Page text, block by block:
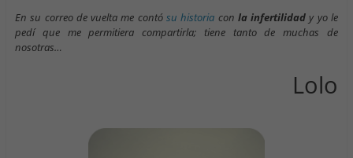
En su correo de vuelta me contó su historia con la infertilidad y yo le
pedí que me permitiera compartirla; tiene tanto de muchas de
nosotras…
Lolo